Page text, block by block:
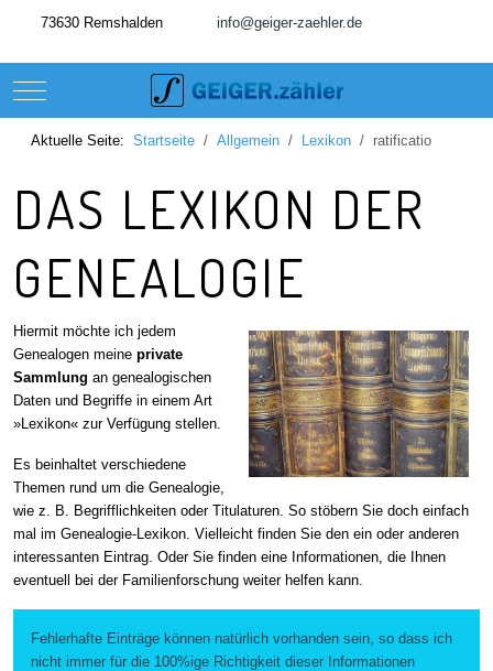
73630 Remshalden info@geiger-zaehler.de
Mobile Menu Toggle
Aktuelle Seite: Startseite Allgemein Lexikon ratificatio
DAS LEXIKON DER
GENEALOGIE
Hiermit möchte ich jedem
Genealogen meine private
Sammlung an genealogischen
Daten und Begriffe in einem Art
»Lexikon« zur Verfügung stellen.
Es beinhaltet verschiedene
Themen rund um die Genealogie,
wie z. B. Begrifflichkeiten oder Titulaturen. So stöbern Sie doch einfach
mal im Genealogie-Lexikon. Vielleicht finden Sie den ein oder anderen
interessanten Eintrag. Oder Sie finden eine Informationen, die Ihnen
eventuell bei der Familienforschung weiter helfen kann.
Fehlerhafte Einträge können natürlich vorhanden sein, so dass ich
nicht immer für die 100%ige Richtigkeit dieser Informationen